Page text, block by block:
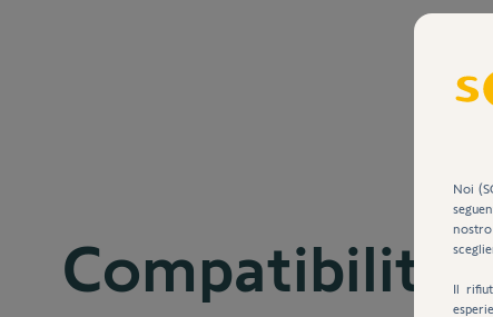
Compatibilità
Noi
Il